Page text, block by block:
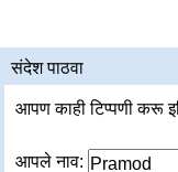
संदेश पाठवा
आपण काही टिप्पणी करू
आपले नाव: